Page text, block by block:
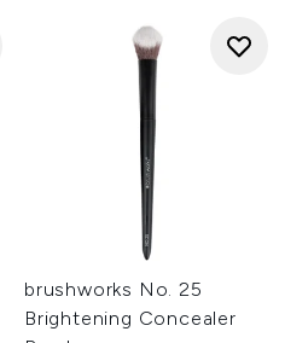
brushworks No. 25
Brightening Concealer